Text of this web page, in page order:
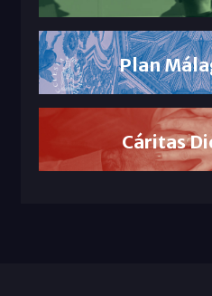
Plan
Cáritas